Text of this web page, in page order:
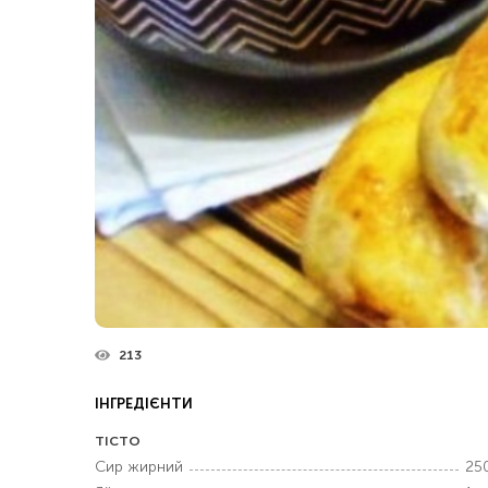
213
ІНГРЕДІЄНТИ
ТІСТО
Сир жирний